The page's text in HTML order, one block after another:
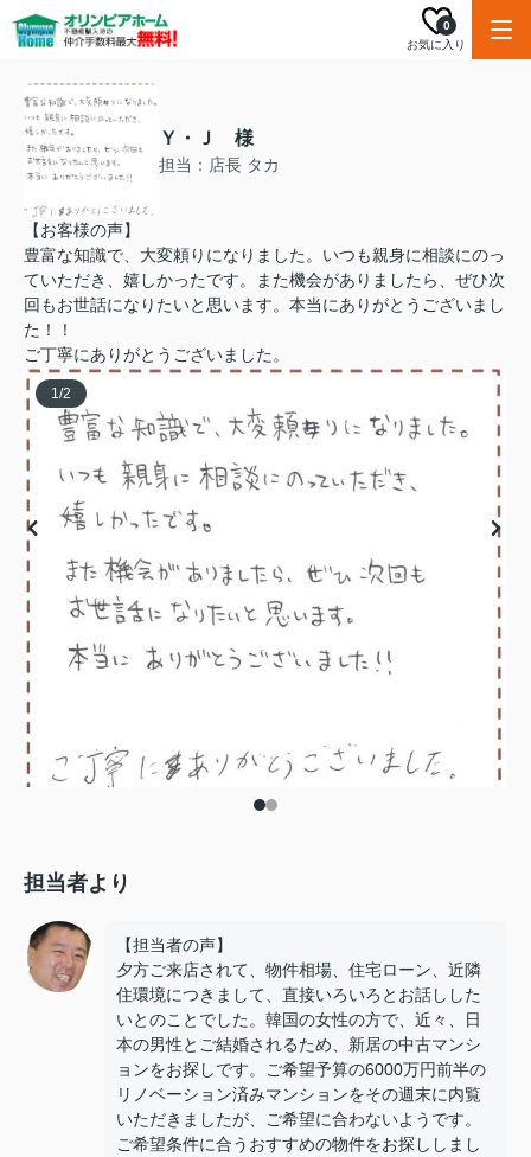
お気に入り
0
Ｙ・Ｊ 様
担当：店長 タカ
【お客様の声】
豊富な知識で、大変頼りになりました。いつも親身に相談にのっ
ていただき、嬉しかったです。また機会がありましたら、ぜひ次
回もお世話になりたいと思います。本当にありがとうございまし
た！！
ご丁寧にありがとうございました。
1/2
担当者より
【担当者の声】
夕方ご来店されて、物件相場、住宅ローン、近隣
住環境につきまして、直接いろいろとお話しした
いとのことでした。韓国の女性の方で、近々、日
本の男性とご結婚されるため、新居の中古マンシ
ョンをお探しです。ご希望予算の6000万円前半の
リノベーション済みマンションをその週末に内覧
いただきましたが、ご希望に合わないようです。
ご希望条件に合うおすすめの物件をお探ししまし